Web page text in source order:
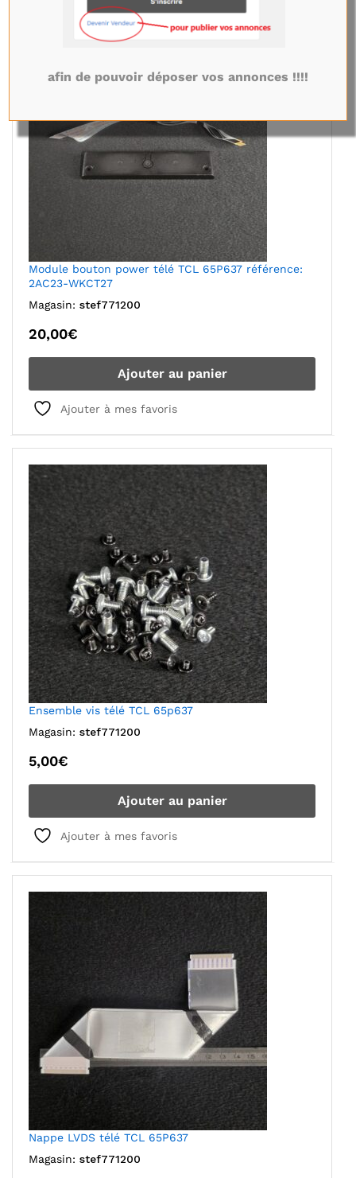
Module bouton power télé TCL 65P637 référence:
2AC23-WKCT27
Magasin: stef771200
20,00€
Ajouter au panier
Ajouter à mes favoris
Ensemble vis télé TCL 65p637
Magasin: stef771200
5,00€
Ajouter au panier
Ajouter à mes favoris
Nappe LVDS télé TCL 65P637
Magasin: stef771200
afin de pouvoir déposer vos annonces !!!!